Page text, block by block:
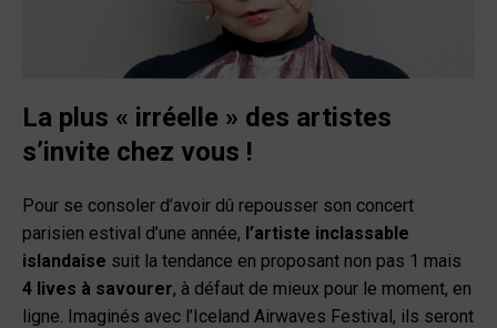
La plus « irréelle » des artistes
s’invite chez vous !
Pour se consoler d’avoir dû repousser son concert
parisien estival d’une année, l’artiste inclassable
islandaise suit la tendance en proposant non pas 1 mais
4 lives à savourer, à défaut de mieux pour le moment, en
ligne. Imaginés avec l’Iceland Airwaves Festival, ils seront